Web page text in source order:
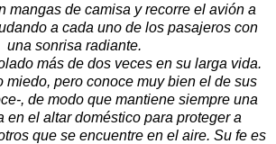
mangas de camisa y recorre el avión a
a cada uno de los pasajeros con
una sonrisa radiante.
más de dos veces en su larga vida.
miedo, pero conoce muy bien el de sus
, de modo que mantiene siempre una
en el altar doméstico para proteger a
que se encuentre en el aire. Su fe es